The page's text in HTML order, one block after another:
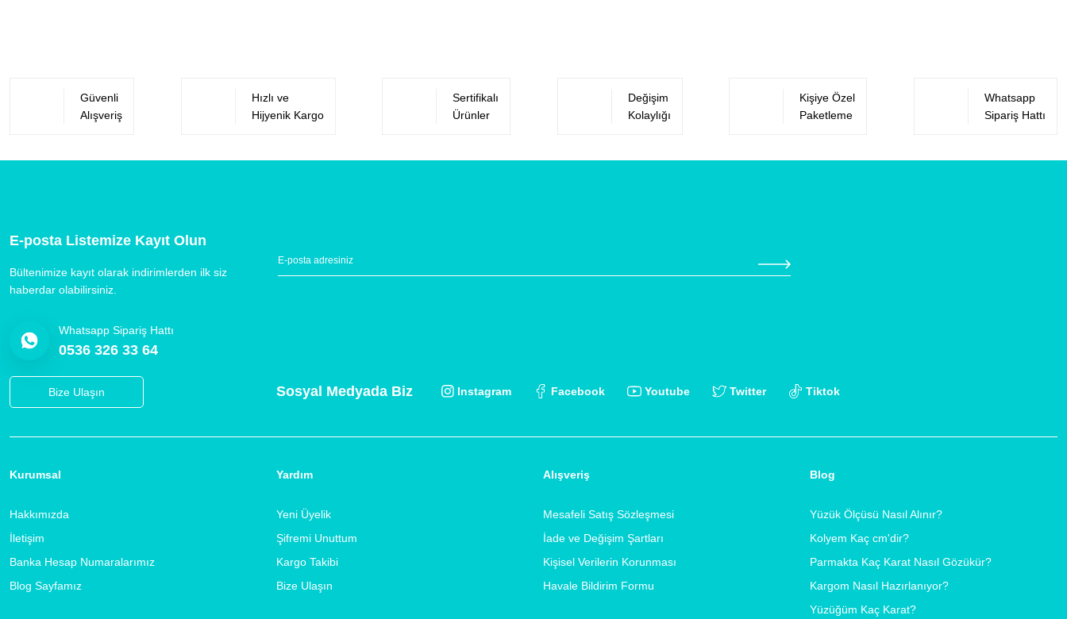
Güvenli
Alışveriş
Hızlı ve
Hijyenik Kargo
Sertifikalı
Ürünler
Değişim
Kolaylığı
Kişiye Özel
Paketleme
Whatsapp
Sipariş Hattı
E-posta Listemize Kayıt Olun
Bültenimize kayıt olarak indirimlerden ilk siz
haberdar olabilirsiniz.
Whatsapp Sipariş Hattı
0536 326 33 64
Bize Ulaşın Sosyal Medyada Biz Instagram Facebook Youtube Twitter Tiktok
Kurumsal
Hakkımızda
İletişim
Banka Hesap Numaralarımız
Blog Sayfamız
Yardım
Yeni Üyelik
Şifremi Unuttum
Kargo Takibi
Bize Ulaşın
Alışveriş
Mesafeli Satış Sözleşmesi
İade ve Değişim Şartları
Kişisel Verilerin Korunması
Havale Bildirim Formu
Blog
Yüzük Ölçüsü Nasıl Alınır?
Kolyem Kaç cm'dir?
Parmakta Kaç Karat Nasıl Gözükür?
Kargom Nasıl Hazırlanıyor?
Yüzüğüm Kaç Karat?